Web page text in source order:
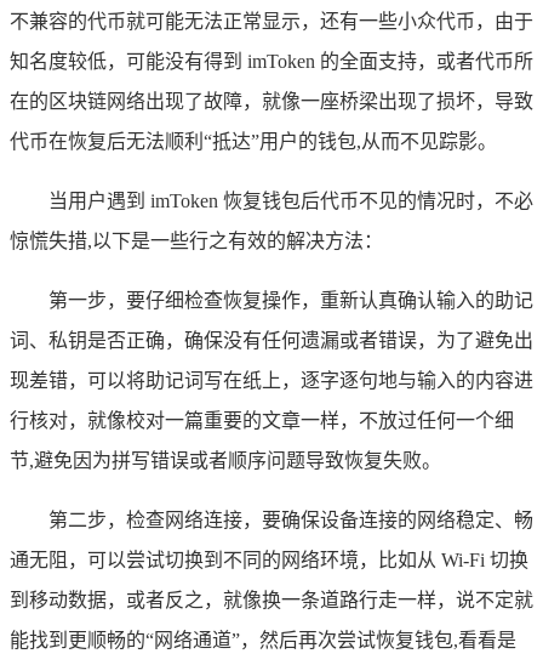
不兼容的代币就可能无法正常显示，还有一些小众代币，由于
知名度较低，可能没有得到 imToken 的全面支持，或者代币所
在的区块链网络出现了故障，就像一座桥梁出现了损坏，导致
代币在恢复后无法顺利“抵达”用户的钱包,从而不见踪影。
当用户遇到 imToken 恢复钱包后代币不见的情况时，不必
惊慌失措,以下是一些行之有效的解决方法：
第一步，要仔细检查恢复操作，重新认真确认输入的助记
词、私钥是否正确，确保没有任何遗漏或者错误，为了避免出
现差错，可以将助记词写在纸上，逐字逐句地与输入的内容进
行核对，就像校对一篇重要的文章一样，不放过任何一个细
节,避免因为拼写错误或者顺序问题导致恢复失败。
第二步，检查网络连接，要确保设备连接的网络稳定、畅
通无阻，可以尝试切换到不同的网络环境，比如从 Wi-Fi 切换
到移动数据，或者反之，就像换一条道路行走一样，说不定就
能找到更顺畅的“网络通道”，然后再次尝试恢复钱包,看看是